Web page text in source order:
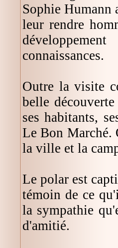
Sophie Humann
leur rendre
connaissances.
Outre la visite
belle
ses habitants,
Le Bon Marché.
la ville et la
Le polar est
témoin de ce
la sympathie
d'amitié.